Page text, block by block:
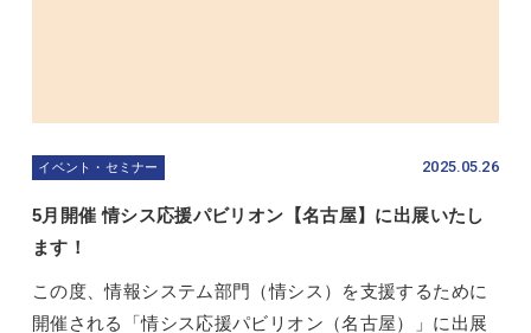
イベント・セミナー 2025.05.26
5月開催 情シス応援パビリオン【名古屋】に出展いたし
ます！
この度、情報システム部門（情シス）を支援するために
開催される「情シス応援パビリオン（名古屋）」に出展